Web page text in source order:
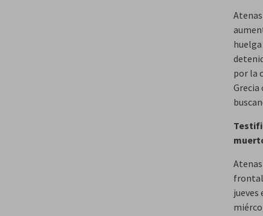
por la
Grecia
frontal
jueves